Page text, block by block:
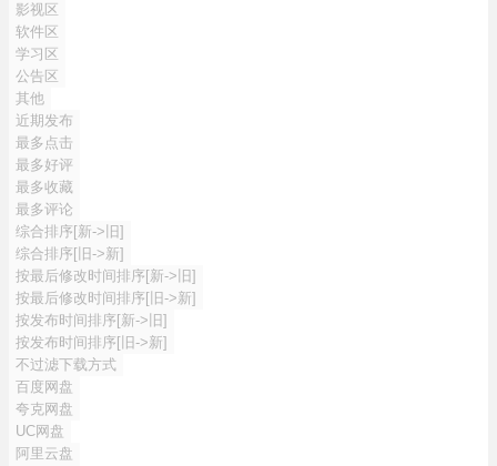
影视区
软件区
学习区
公告区
其他
近期发布
最多点击
最多好评
最多收藏
最多评论
综合排序[新->旧]
综合排序[旧->新]
按最后修改时间排序[新->旧]
按最后修改时间排序[旧->新]
按发布时间排序[新->旧]
按发布时间排序[旧->新]
不过滤下载方式
百度网盘
夸克网盘
UC网盘
阿里云盘